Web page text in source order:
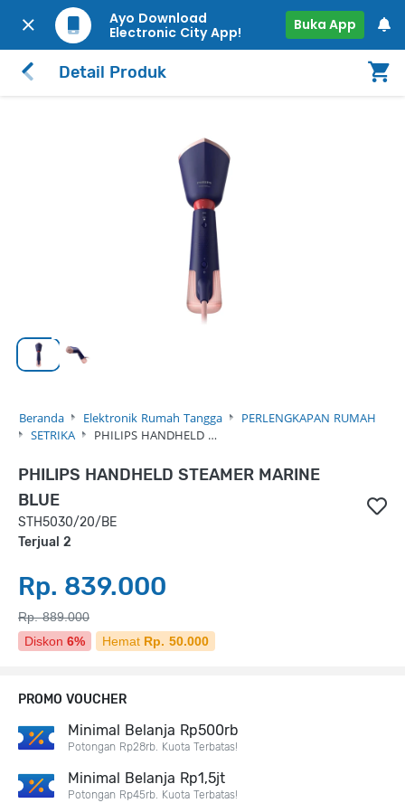
Ayo Download
Electronic City App!
Buka App
Detail Produk
Beranda Elektronik Rumah Tangga
PERLENGKAPAN RUMAH
SETRIKA
PHILIPS HANDHELD …
PHILIPS HANDHELD STEAMER MARINE
BLUE
STH5030/20/BE
Terjual 2
Rp. 839.000
Rp. 889.000
Diskon 6% Hemat Rp. 50.000
PROMO VOUCHER
Minimal Belanja Rp500rb
Potongan Rp28rb. Kuota Terbatas!
Minimal Belanja Rp1,5jt
Potongan Rp45rb. Kuota Terbatas!